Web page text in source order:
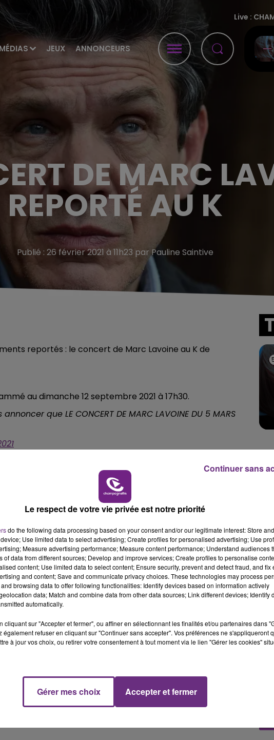
MÉDIAS JEUX ANNONCEURS
Live :
LA FAMILLE
DE MARC
REPORTÉ AU K
Publié : 26 février 2021 à 11h23 par Pauline Saintive
reportés : le concert de Marc Lavoine au K de
au dimanche 12 septembre 2021 à 17h30.
que LE CONCERT DE MARC LAVOINE DU 5 MARS
L'INSPECTION DU TRAVAIL RAPPELLE À
L'ORDRE SUR LES CONDITIONS DE...
Alors que les dates de début des vendange
2026 s'est avéré être plus précoce que prévu,
l'inspection du Travail en profite pour rappeler
les conditions de...
Le respect de votre vie privée est notre priorité
do the following data processing based on your consent and/or our legitimate interest: Store
Use limited data to select advertising; Create profiles for personalised advertising; Use
Measure advertising performance; Measure content performance; Understand audiences
of data from different sources; Develop and improve services; Create profiles to personalise
content; Use limited data to select content; Ensure security, prevent and detect fraud, and fix
and content; Save and communicate privacy choices. These technologies may process
browsing data to offer following functionalities: Identify devices based on information actively
data; Match and combine data from other data sources; Link different devices; Identify
automatically.
cliquant sur "Accepter et fermer", ou affiner en sélectionnant les finalités et/ou partenaires dans
également refuser en cliquant sur "Continuer sans accepter". Vos préférences ne s'appliqueront
à jour vos choix, ou retirer votre consentement à tout moment via le lien "Gérer les cookies"
Gérer mes choix Accepter et fermer
Continuer sans